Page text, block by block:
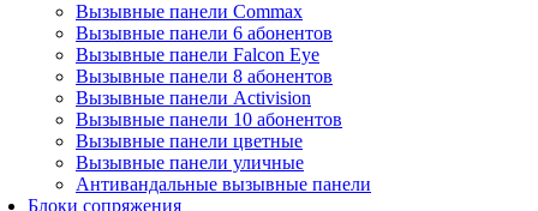
Вызывные панели Commax
Вызывные панели 6 абонентов
Вызывные панели Falcon Eye
Вызывные панели 8 абонентов
Вызывные панели Activision
Вызывные панели 10 абонентов
Вызывные панели цветные
Вызывные панели уличные
Антивандальные вызывные панели
Блоки сопряжения